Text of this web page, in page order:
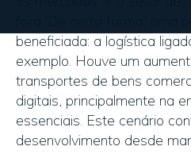
beneficiada: a logística
exemplo. Houve um
transportes de bens
digitais, principalmente na
essenciais. Este cenário
desenvolvimento desde